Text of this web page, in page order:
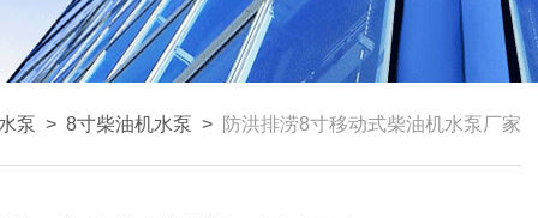
泵 > 8寸柴油机水泵 > 防洪排涝8寸移动式柴油机水泵厂家